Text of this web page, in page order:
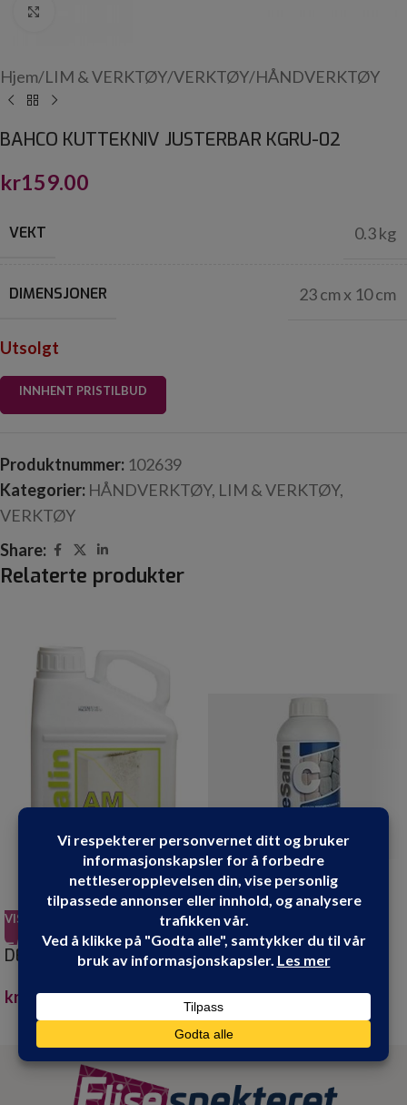
Hjem/LIM & VERKTØY/VERKTØY/HÅNDVERKTØY
BAHCO KUTTEKNIV JUSTERBAR KGRU-02
kr159.00
VEKT 0.3 kg
DIMENSJONER 23 cm x 10 cm
Utsolgt
INNHENT PRISTILBUD
Produktnummer: 102639
Kategorier: HÅNDVERKTØY, LIM & VERKTØY,
VERKTØY
Share:
Relaterte produkter
VIS PRODUKT
DESALIN AM SOPP OG
kr 1,199.00
VIS PRODUKT
DESALIN C 1 LITER
kr299.90